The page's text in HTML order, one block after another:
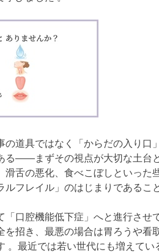
の道具ではなく「からだの入り口
る――まずその視点が大切な土台
滑舌の悪化、食べこぼしといった
ルフレイル」のはじまりであるこ
「口腔機能低下症」へと進行させ
を招き、最悪の場合は胃ろうや看
。最近では若い世代にも増えて